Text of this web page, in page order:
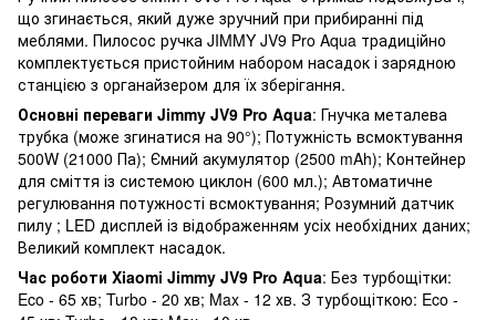
що згинається, який дуже зручний при прибиранні під
меблями. Пилосос ручка JIMMY JV9 Pro Aqua традиційно
комплектується пристойним набором насадок і зарядною
станцією з органайзером для їх зберігання.
Основні переваги Jimmy JV9 Pro Aqua: Гнучка металева
трубка (може згинатися на 90°); Потужність всмоктування
500W (21000 Па); Ємний акумулятор (2500 mAh); Контейнер
для сміття із системою циклон (600 мл.); Автоматичне
регулювання потужності всмоктування; Розумний датчик
пилу ; LED дисплей із відображенням усіх необхідних даних;
Великий комплект насадок.
Час роботи Xiaomi Jimmy JV9 Pro Aqua: Без турбощітки:
Eco - 65 хв; Turbo - 20 хв; Max - 12 хв. З турбощіткою: Eco -